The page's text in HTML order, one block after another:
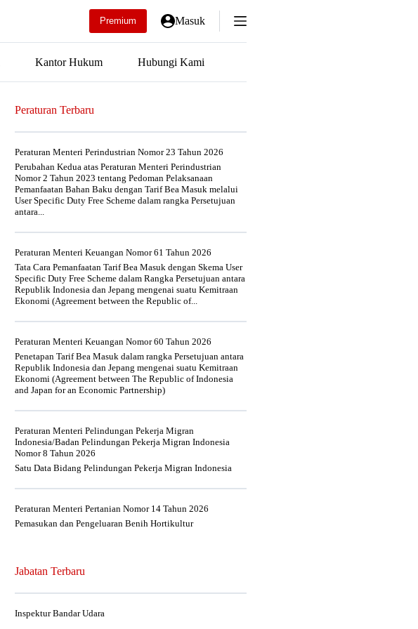
Premium Masuk
Kantor Hukum Hubungi Kami
Peraturan Terbaru
Peraturan Menteri Perindustrian Nomor 23 Tahun 2026
Perubahan Kedua atas Peraturan Menteri Perindustrian
Nomor 2 Tahun 2023 tentang Pedoman Pelaksanaan
Pemanfaatan Bahan Baku dengan Tarif Bea Masuk melalui
User Specific Duty Free Scheme dalam rangka Persetujuan
antara...
Peraturan Menteri Keuangan Nomor 61 Tahun 2026
Tata Cara Pemanfaatan Tarif Bea Masuk dengan Skema User
Specific Duty Free Scheme dalam Rangka Persetujuan antara
Republik Indonesia dan Jepang mengenai suatu Kemitraan
Ekonomi (Agreement between the Republic of...
Peraturan Menteri Keuangan Nomor 60 Tahun 2026
Penetapan Tarif Bea Masuk dalam rangka Persetujuan antara
Republik Indonesia dan Jepang mengenai suatu Kemitraan
Ekonomi (Agreement between The Republic of Indonesia
and Japan for an Economic Partnership)
Peraturan Menteri Pelindungan Pekerja Migran
Indonesia/Badan Pelindungan Pekerja Migran Indonesia
Nomor 8 Tahun 2026
Satu Data Bidang Pelindungan Pekerja Migran Indonesia
Peraturan Menteri Pertanian Nomor 14 Tahun 2026
Pemasukan dan Pengeluaran Benih Hortikultur
Jabatan Terbaru
Inspektur Bandar Udara